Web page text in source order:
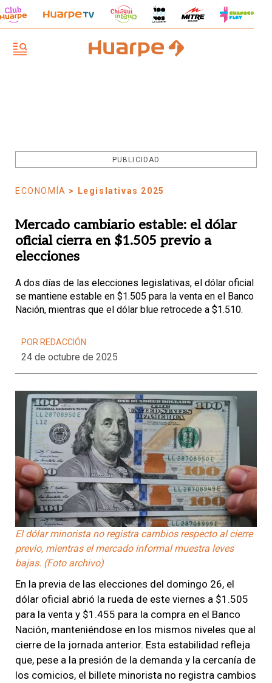
PUBLICIDAD
ECONOMÍA > Legislativas 2025
Mercado cambiario estable: el dólar
oficial cierra en $1.505 previo a
elecciones
A dos días de las elecciones legislativas, el dólar oficial
se mantiene estable en $1.505 para la venta en el Banco
Nación, mientras que el dólar blue retrocede a $1.510.
POR REDACCIÓN
24 de octubre de 2025
El dólar minorista no registra cambios respecto al cierre
previo, mientras el mercado informal muestra leves
bajas. (Foto archivo)
En la previa de las elecciones del domingo 26, el
dólar oficial abrió la rueda de este viernes a $1.505
para la venta y $1.455 para la compra en el Banco
Nación, manteniéndose en los mismos niveles que al
cierre de la jornada anterior. Esta estabilidad refleja
que, pese a la presión de la demanda y la cercanía de
los comicios, el billete minorista no registra cambios